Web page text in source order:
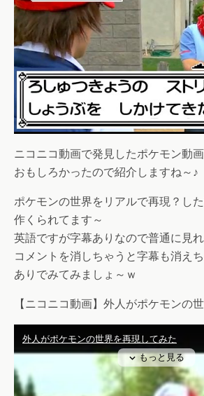
ニコニコ動画で発見したポケモン動
おもしろかったので紹介しますね～♪
ポケモンの世界をリアルで再現？し
作くられてます～
英語ですが字幕ありなので普通に見
コメントを消しちゃうと字幕も消え
ありでみてみましょ～ｗ
【ニコニコ動画】外人がポケモンの